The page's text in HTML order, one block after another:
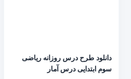
دانلود طرح درس روزانه ریاضی
سوم ابتدایی درس آمار